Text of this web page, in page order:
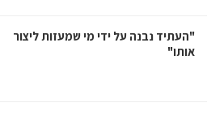
"העתיד נבנה על ידי מי שמעזות ליצור
אותו"